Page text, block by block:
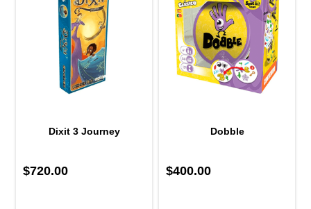
Dixit 3 Journey
$720.00
Dobble
$400.00